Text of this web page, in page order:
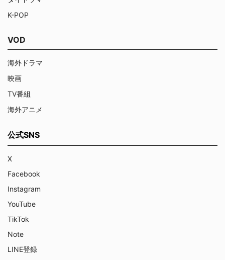
K-POP
VOD
海外ドラマ
映画
TV番組
海外アニメ
公式SNS
X
Facebook
Instagram
YouTube
TikTok
Note
LINE登録